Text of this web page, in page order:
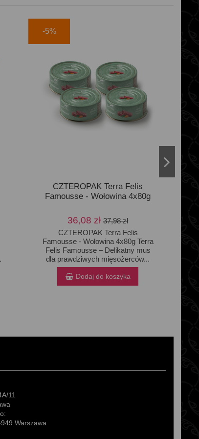
-5%
CZTEROPAK Terra Felis
Famousse - Wołowina 4x80g
36,08 zł 37,98 zł
CZTEROPAK Terra Felis
Famousse - Wołowina 4x80g Terra
Felis Famousse – Delikatny mus
dla prawdziwych mięsożerców...
Dodaj do koszyka
11
Warszawa